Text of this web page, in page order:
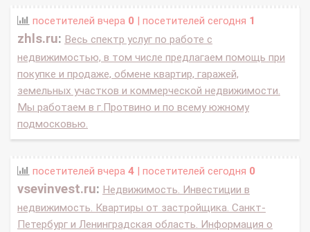
посетителей вчера 0 | посетителей сегодня 1
zhls.ru: Весь спектр услуг по работе с
недвижимостью, в том числе предлагаем помощь при
покупке и продаже, обмене квартир, гаражей,
земельных участков и коммерческой недвижимости.
Мы работаем в г.Протвино и по всему южному
подмосковью.
посетителей вчера 4 | посетителей сегодня 0
vsevinvest.ru: Недвижимость. Инвестиции в
недвижимость. Квартиры от застройщика. Санкт-
Петербург и Ленинградская область. Информация о